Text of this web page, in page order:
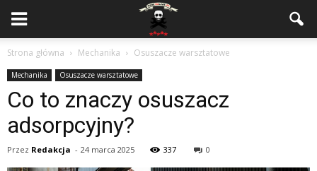
Strona główna Mechanika Osuszacze warsztatowe
Mechanika Osuszacze warsztatowe
Co to znaczy osuszacz
adsorpcyjny?
Przez Redakcja - 24 marca 2025 337 0